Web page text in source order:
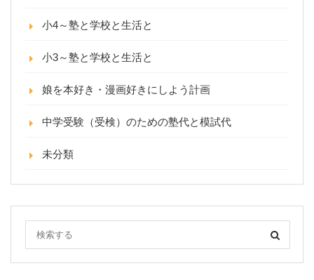
小4～塾と学校と生活と
小3～塾と学校と生活と
娘を本好き・漫画好きにしよう計画
中学受験（受検）のための塾代と模試代
未分類